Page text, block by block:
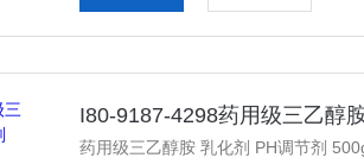
I80-9187-4298药用级三乙醇
药用级三乙醇胺 乳化剂 PH调节剂